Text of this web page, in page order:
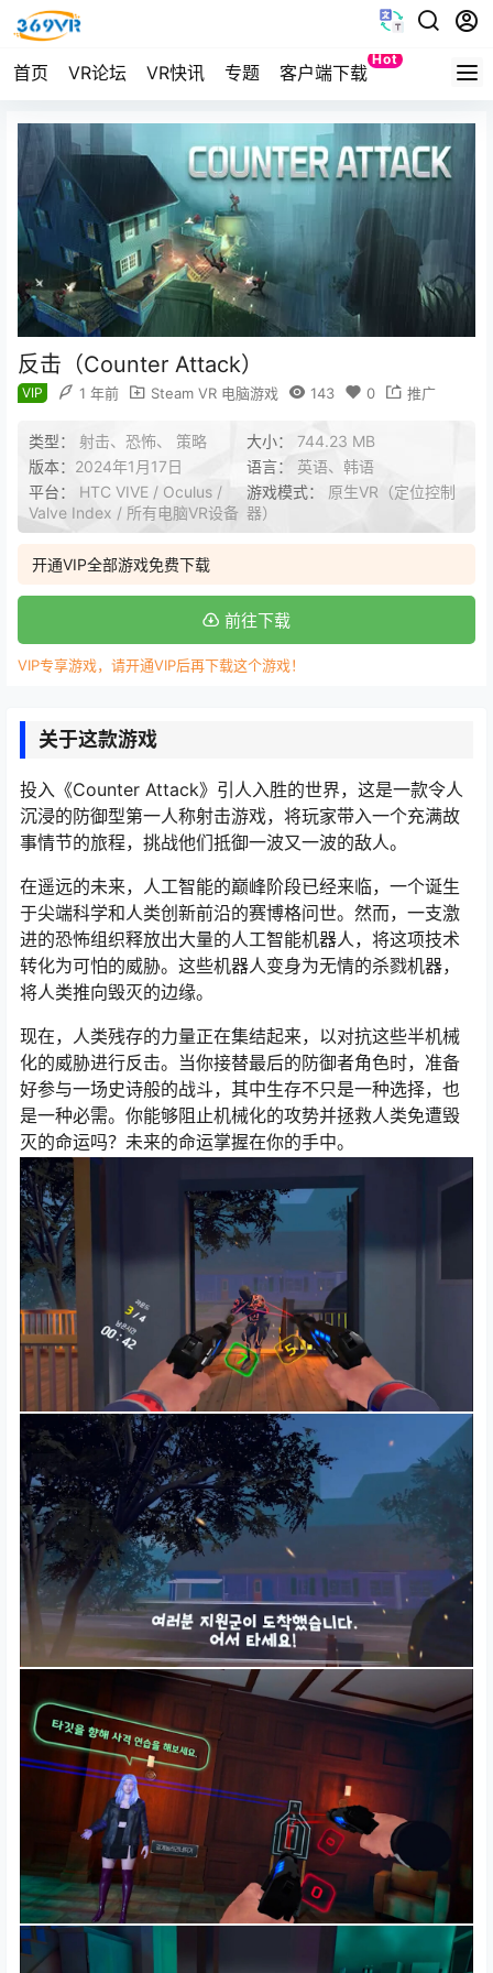
首页 VR论坛 VR快讯 专题 客户端下载
Hot
Quest
反击（Counter Attack）
VIP 1 年前 Steam VR 电脑游戏 143 0 推广
类型： 射击、恐怖、 策略 大小： 744.23 MB
版本： 2024年1月17日 语言： 英语、韩语
平台： HTC VIVE / Oculus /
Valve Index / 所有电脑VR设备
游戏模式： 原生VR（定位控制
器）
开通VIP全部游戏免费下载
前往下载
VIP专享游戏，请开通VIP后再下载这个游戏！
关于这款游戏
投入《Counter Attack》引人入胜的世界，这是一款令人
沉浸的防御型第一人称射击游戏，将玩家带入一个充满故
事情节的旅程，挑战他们抵御一波又一波的敌人。
在遥远的未来，人工智能的巅峰阶段已经来临，一个诞生
于尖端科学和人类创新前沿的赛博格问世。然而，一支激
进的恐怖组织释放出大量的人工智能机器人，将这项技术
转化为可怕的威胁。这些机器人变身为无情的杀戮机器，
将人类推向毁灭的边缘。
现在，人类残存的力量正在集结起来，以对抗这些半机械
化的威胁进行反击。当你接替最后的防御者角色时，准备
好参与一场史诗般的战斗，其中生存不只是一种选择，也
是一种必需。你能够阻止机械化的攻势并拯救人类免遭毁
灭的命运吗？未来的命运掌握在你的手中。